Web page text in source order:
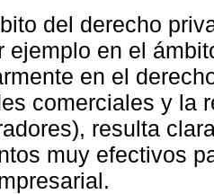
del derecho
ejemplo en el
en el
comerciales y la
resulta
muy efectivos